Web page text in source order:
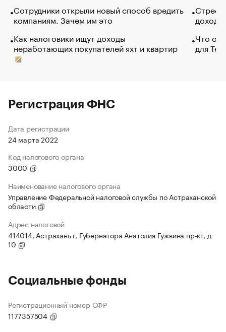
Сотрудники открыли новый способ вредить
компаниям. Зачем им это
Как налоговики ищут доходы
неработающих покупателей яхт и квартир
Что
для
Регистрация ФНС
Дата регистрации
24 марта 2022
Код налогового органа
3000
Наименование налогового органа
Управление Федеральной налоговой службы по Астраханской
области
Адрес налоговой
414014, Астрахань г, Губернатора Анатолия Гужвина пр-кт, д
10
Социальные фонды
Регистрационный номер СФР
1177357504